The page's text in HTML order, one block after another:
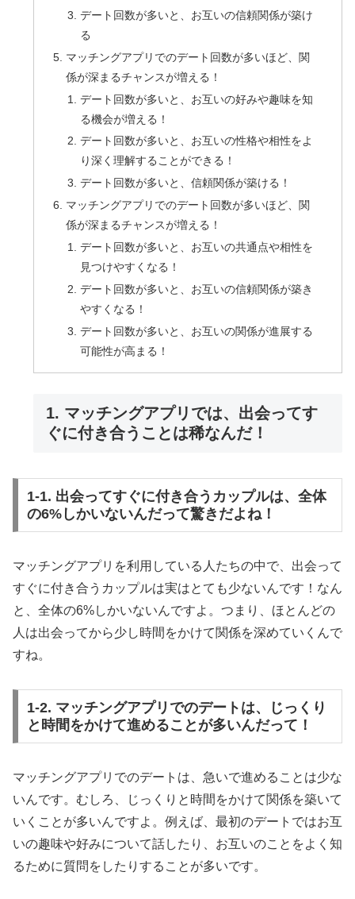
デート回数が多いと、お互いの信頼関係が築け
る
マッチングアプリでのデート回数が多いほど、関
係が深まるチャンスが増える！
デート回数が多いと、お互いの好みや趣味を知
る機会が増える！
デート回数が多いと、お互いの性格や相性をよ
り深く理解することができる！
デート回数が多いと、信頼関係が築ける！
マッチングアプリでのデート回数が多いほど、関
係が深まるチャンスが増える！
デート回数が多いと、お互いの共通点や相性を
見つけやすくなる！
デート回数が多いと、お互いの信頼関係が築き
やすくなる！
デート回数が多いと、お互いの関係が進展する
可能性が高まる！
1. マッチングアプリでは、出会ってす
ぐに付き合うことは稀なんだ！
1-1. 出会ってすぐに付き合うカップルは、全体
の6%しかいないんだって驚きだよね！
マッチングアプリを利用している人たちの中で、出会って
すぐに付き合うカップルは実はとても少ないんです！なん
と、全体の6%しかいないんですよ。つまり、ほとんどの
人は出会ってから少し時間をかけて関係を深めていくんで
すね。
1-2. マッチングアプリでのデートは、じっくり
と時間をかけて進めることが多いんだって！
マッチングアプリでのデートは、急いで進めることは少な
いんです。むしろ、じっくりと時間をかけて関係を築いて
いくことが多いんですよ。例えば、最初のデートではお互
いの趣味や好みについて話したり、お互いのことをよく知
るために質問をしたりすることが多いです。